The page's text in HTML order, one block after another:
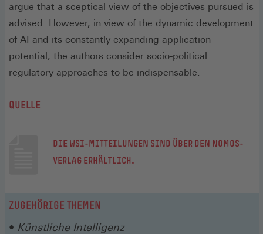
argue that a sceptical view of the objectives pursued is
advised. However, in view of the dynamic development
of AI and its constantly expanding application
potential, the authors consider socio-political
regulatory approaches to be indispensable.
QUELLE
DIE WSI-MITTEILUNGEN SIND ÜBER DEN NOMOS-
VERLAG ERHÄLTLICH.
ZUGEHÖRIGE THEMEN
Künstliche Intelligenz